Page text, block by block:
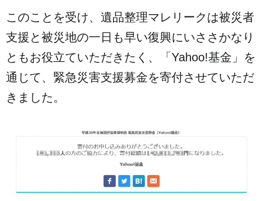
このことを受け、遺品整理マレリークは被災者
支援と被災地の一日も早い復興にいささかなり
ともお役立ていただきたく、「Yahoo!基金」を
通じて、緊急災害支援募金を寄付させていただ
きました。